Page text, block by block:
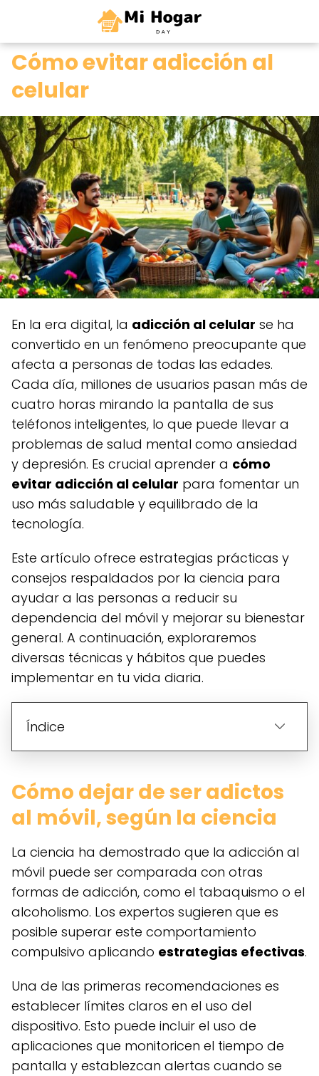
0
Cómo evitar adicción al
celular
En la era digital, la adicción al celular se ha
convertido en un fenómeno preocupante que
afecta a personas de todas las edades.
Cada día, millones de usuarios pasan más de
cuatro horas mirando la pantalla de sus
teléfonos inteligentes, lo que puede llevar a
problemas de salud mental como ansiedad
y depresión. Es crucial aprender a cómo
evitar adicción al celular para fomentar un
uso más saludable y equilibrado de la
tecnología.
Este artículo ofrece estrategias prácticas y
consejos respaldados por la ciencia para
ayudar a las personas a reducir su
dependencia del móvil y mejorar su bienestar
general. A continuación, exploraremos
diversas técnicas y hábitos que puedes
implementar en tu vida diaria.
Índice
Cómo dejar de ser adictos
al móvil, según la ciencia
La ciencia ha demostrado que la adicción al
móvil puede ser comparada con otras
formas de adicción, como el tabaquismo o el
alcoholismo. Los expertos sugieren que es
posible superar este comportamiento
compulsivo aplicando estrategias efectivas.
Una de las primeras recomendaciones es
establecer límites claros en el uso del
dispositivo. Esto puede incluir el uso de
aplicaciones que monitoricen el tiempo de
pantalla y establezcan alertas cuando se